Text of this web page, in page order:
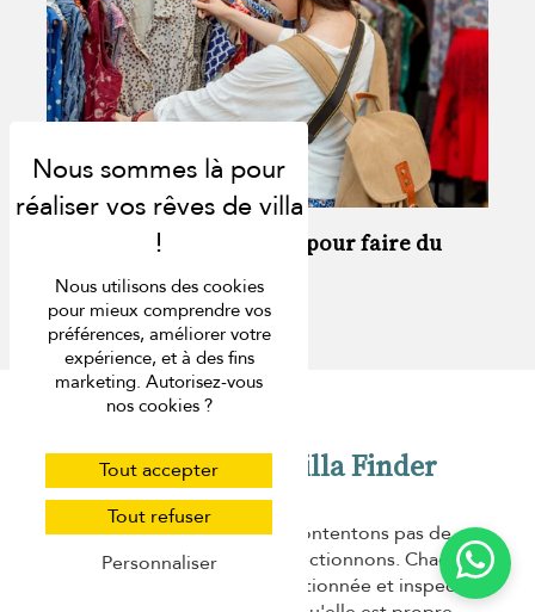
Les 10 meilleurs endroits pour faire du
Réserver avec Villa Finder
Chez Villa Finder, nous ne nous contentons pas de
répertorier les villas, nous les sélectionnons. Chaquevilla
est sélectionnée et inspectée
Nous utilisons des cookies
pour mieux comprendre vos
préférences, améliorer votre
expérience, et à des fins
marketing. Autorisez-vous
nos cookies ?
Tout accepter
Tout refuser
Personnaliser